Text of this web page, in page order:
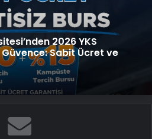
2026 YKS
Sabit Ücret ve